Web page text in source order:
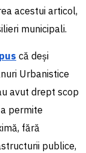
acestui articol,
municipali.
că deși
Urbanistice
avut drept scop
permite
fără
publice,